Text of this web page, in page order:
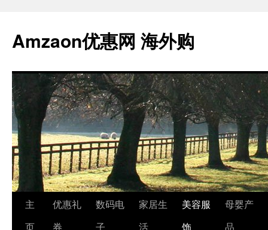
正
文
Amzaon优惠网 海外购
主
页
优惠礼
券
数码电
子
家居生
活
美容服
饰
母婴产
品